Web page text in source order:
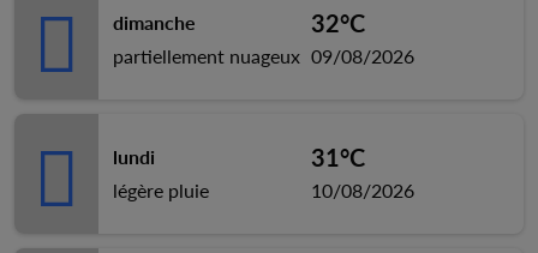
dimanche
partiellement nuageux
32°C
09/08/2026
lundi
légère pluie
31°C
10/08/2026